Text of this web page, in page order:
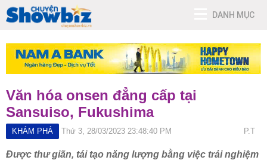
DANH MỤC
Văn hóa onsen đẳng cấp tại
Sansuiso, Fukushima
KHÁM PHÁ Thứ 3, 28/03/2023 23:48:40 PM P.T
Được thư giãn, tái tạo năng lượng bằng việc trải nghiệm